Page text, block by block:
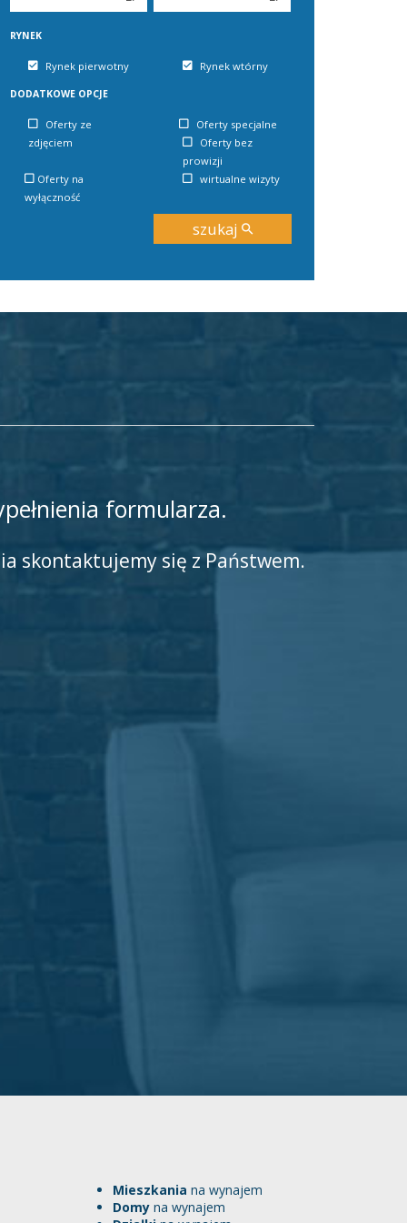
RYNEK
Rynek pierwotny Rynek wtórny
DODATKOWE OPCJE
Oferty ze
zdjęciem
Oferty specjalne
Oferty bez
prowizji
Oferty na
wyłączność
wirtualne wizyty
szukaj
formularza.
skontaktujemy się z Państwem.
Mieszkania na wynajem
Domyna wynajem